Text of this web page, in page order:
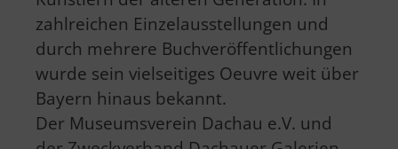
zahlreichen Einzelausstellungen und
durch mehrere Buchveröffentlichungen
wurde sein vielseitiges Oeuvre weit über
Bayern hinaus bekannt.
Der Museumsverein Dachau e.V. und